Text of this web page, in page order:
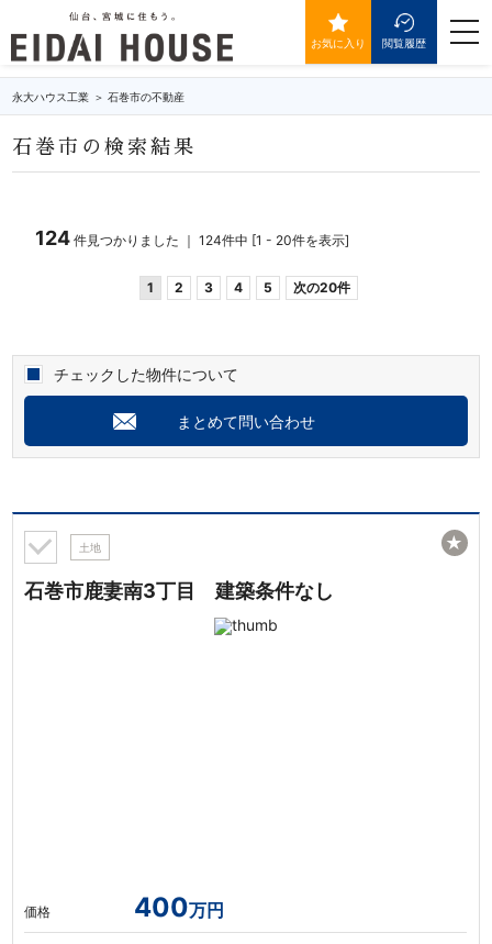
お気に入り 閲覧履歴
永大ハウス工業 石巻市の不動産
石巻市の検索結果
124 件見つかりました ｜ 124件中 [1 - 20件を表示]
1 2 3 4 5 次の20件
チェックした物件について
まとめて問い合わせ
土地
石巻市鹿妻南3丁目 建築条件なし
価格 400万円
★